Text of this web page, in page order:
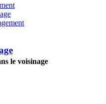
le voisinage